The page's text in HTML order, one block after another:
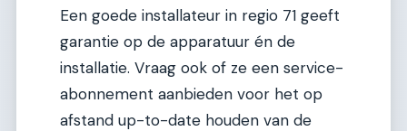
Een goede installateur in regio 71 geeft
garantie op de apparatuur én de
installatie. Vraag ook of ze een service-
abonnement aanbieden voor het op
afstand up-to-date houden van de